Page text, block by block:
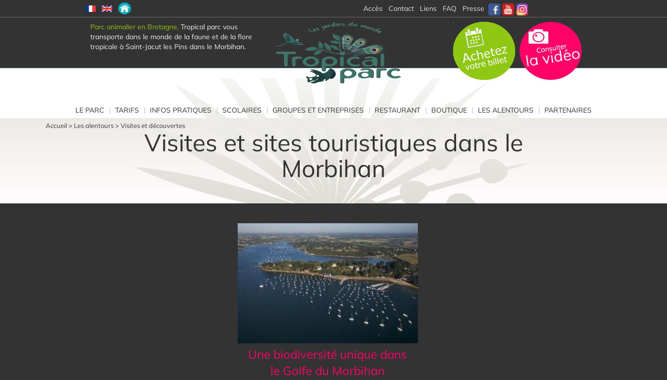
Accès Contact Liens FAQ Presse
Parc animalier en Bretagne, Tropical parc vous
transporte dans le monde de la faune et de la flore
tropicale à Saint-Jacut les Pins dans le Morbihan.
LE PARC TARIFS INFOS PRATIQUES SCOLAIRES GROUPES ET ENTREPRISES RESTAURANT BOUTIQUE LES ALENTOURS PARTENAIRES
Accueil > Les alentours> Visites et découvertes
Visites et sites touristiques dans le
Morbihan
Une biodiversité unique dans
le Golfe du Morbihan